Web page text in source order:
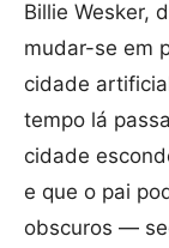
Billie Wesker,
mudar-se em
cidade
tempo lá
cidade
e que o pai
obscuros —